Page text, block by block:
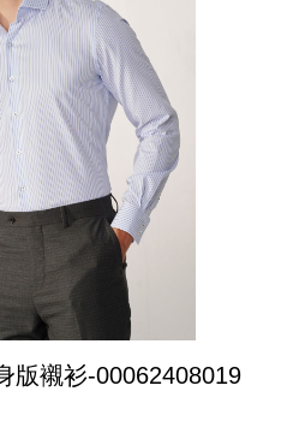
版襯衫-00062408019